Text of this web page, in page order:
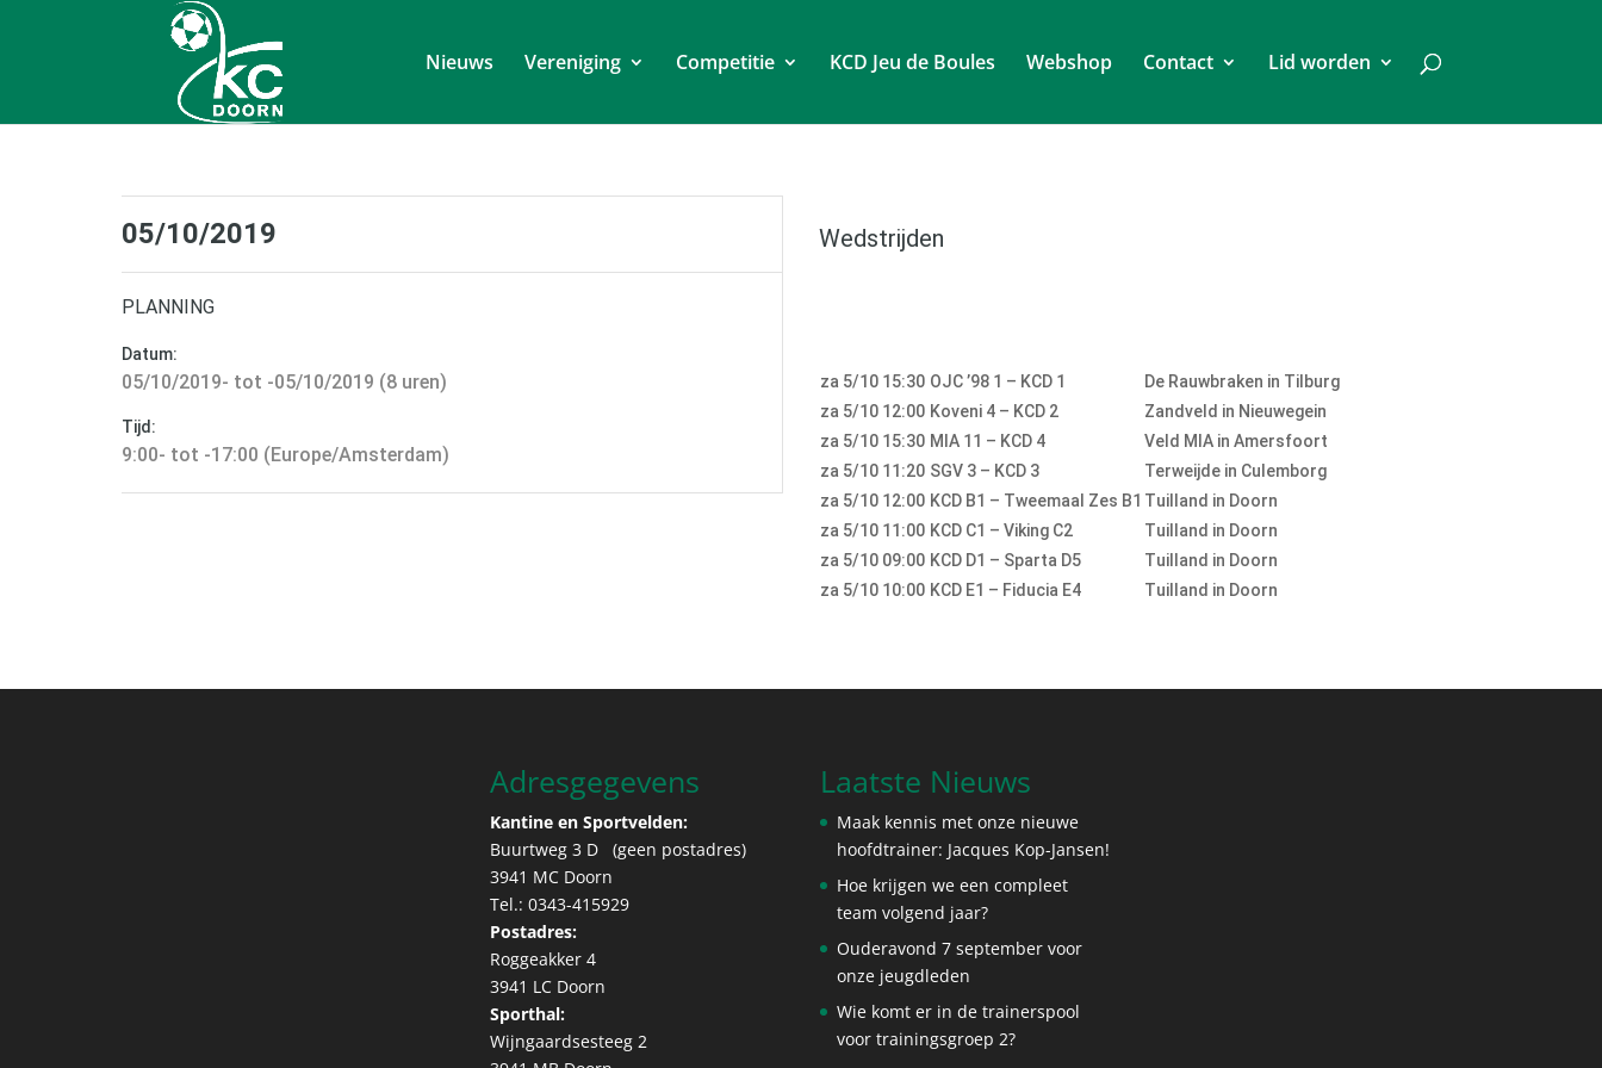
Nieuws Vereniging Competitie KCD Jeu de Boules Webshop Contact Lid worden
05/10/2019
PLANNING
Datum:
05/10/2019- tot -05/10/2019 (8 uren)
Tijd:
9:00- tot -17:00 (Europe/Amsterdam)
Wedstrijden
za 5/10 15:30 OJC ’98 1 – KCD 1
De Rauwbraken in Tilburg
za 5/10 12:00 Koveni 4 – KCD 2
Zandveld in Nieuwegein
za 5/10 15:30 MIA 11 – KCD 4
Veld MIA in Amersfoort
za 5/10 11:20 SGV 3 – KCD 3
Terweijde in Culemborg
za 5/10 12:00 KCD B1 – Tweemaal Zes B1 Tuilland in Doorn
za 5/10 11:00 KCD C1 – Viking C2
Tuilland in Doorn
za 5/10 09:00 KCD D1 – Sparta D5
Tuilland in Doorn
za 5/10 10:00 KCD E1 – Fiducia E4 Tuilland in Doorn
Adresgegevens
Kantine en Sportvelden:
Buurtweg 3 D (geen postadres)
3941 MC Doorn
Tel.: 0343-415929
Postadres:
Roggeakker 4
3941 LC Doorn
Sporthal:
Wijngaardsesteeg 2
Laatste Nieuws
Maak kennis met onze nieuwe
hoofdtrainer: Jacques Kop-Jansen!
Hoe krijgen we een compleet
team volgend jaar?
Ouderavond 7 september voor
onze jeugdleden
Wie komt er in de trainerspool
voor trainingsgroep 2?